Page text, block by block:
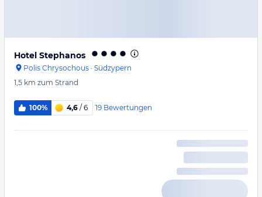
Hotel Stephanos
Polis Chrysochous · Südzypern
1,5 km zum Strand
100% 4,6 / 6 19 Bewertungen